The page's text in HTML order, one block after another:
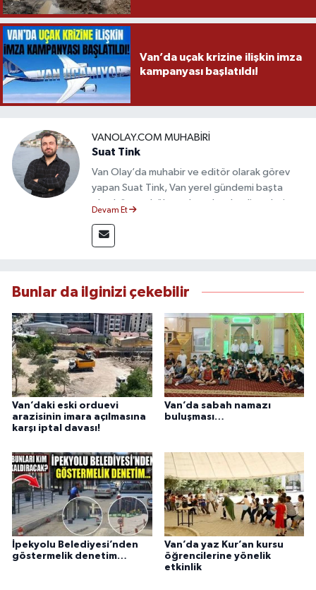
Van’da uçak krizine ilişkin imza
kampanyası başlatıldı!
VANOLAY.COM MUHABIRI
Suat Tink
Van Olay’da muhabir ve editör olarak görev
yapan Suat Tink, Van yerel gündemi başta
olmak üzere bölgesel ve ulusal gelişmeleri
mezunu olan Tink, sahadan edindiği bilgilerle
doğruluk, tarafsızlık ve etik ilkeler
Devam Et
Bunlar da ilginizi çekebilir
Van’daki eski orduevi
arazisinin imara açılmasına
karşı iptal davası!
Van’da sabah namazı
buluşması…
İpekyolu Belediyesi’nden
göstermelik denetim…
Van’da yaz Kur’an kursu
öğrencilerine yönelik
etkinlik